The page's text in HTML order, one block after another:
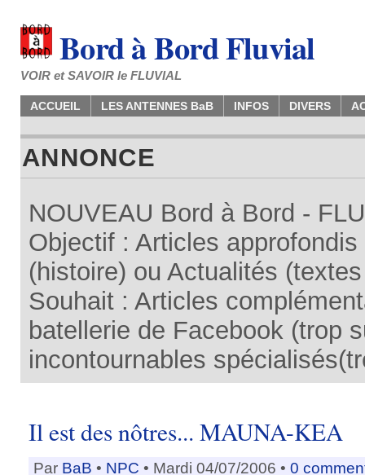
Bord à Bord Fluvial
VOIR et SAVOIR le FLUVIAL
ACCUEIL LES ANTENNES BaB INFOS DIVERS
ANNONCE
NOUVEAU Bord à Bord -
Objectif : Articles
(histoire) ou Actualités
Souhait : Articles
batellerie de Facebook (trop
incontournables
Il est des nôtres... MAUNA-KEA
Par BaB • NPC • Mardi 04/07/2006 • 0